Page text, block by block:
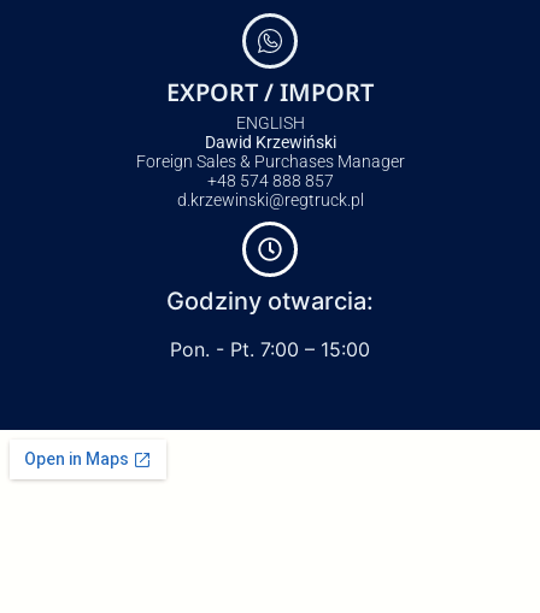
EXPORT / IMPORT
ENGLISH
Dawid Krzewiński
Foreign Sales & Purchases Manager
+48 574 888 857
d.krzewinski@regtruck.pl
Godziny otwarcia:
Pon. - Pt. 7:00 – 15:00